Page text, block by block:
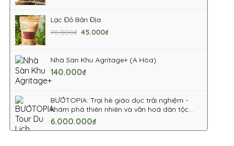
Lạc Đỏ Bản Địa
70.000₫ Giá
70.000₫.
45.000₫Giá
là:
Nhà Sàn Khu Agritage+ (A Hòa)
140.000₫
BƯỚTOPIA: Trại hè giáo dục trải nghiệm -
khám phá thiên nhiên và văn hoá dân tộc
Thái
6.000.000₫